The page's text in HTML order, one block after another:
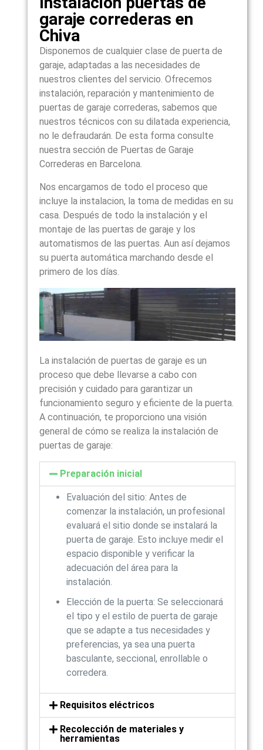
garaje correderas en
Chiva
Disponemos de cualquier clase de puerta de
garaje, adaptadas a las necesidades de
nuestros clientes del servicio. Ofrecemos
instalación, reparación y mantenimiento de
puertas de garaje correderas, sabemos que
nuestros técnicos con su dilatada experiencia,
no le defraudarán. De esta forma consulte
nuestra sección de Puertas de Garaje
Correderas en Barcelona.
Nos encargamos de todo el proceso que
incluye la instalacion, la toma de medidas en su
casa. Después de todo la instalación y el
montaje de las puertas de garaje y los
automatismos de las puertas. Aun así dejamos
su puerta automática marchando desde el
primero de los días.
La instalación de puertas de garaje es un
proceso que debe llevarse a cabo con
precisión y cuidado para garantizar un
funcionamiento seguro y eficiente de la puerta.
A continuación, te proporciono una visión
general de cómo se realiza la instalación de
puertas de garaje:
Preparación inicial
Evaluación del sitio: Antes de
comenzar la instalación, un profesional
evaluará el sitio donde se instalará la
puerta de garaje. Esto incluye medir el
espacio disponible y verificar la
adecuación del área para la
instalación.
Elección de la puerta: Se seleccionará
el tipo y el estilo de puerta de garaje
que se adapte a tus necesidades y
preferencias, ya sea una puerta
basculante, seccional, enrollable o
corredera.
Requisitos eléctricos
Recolección de materiales y
herramientas